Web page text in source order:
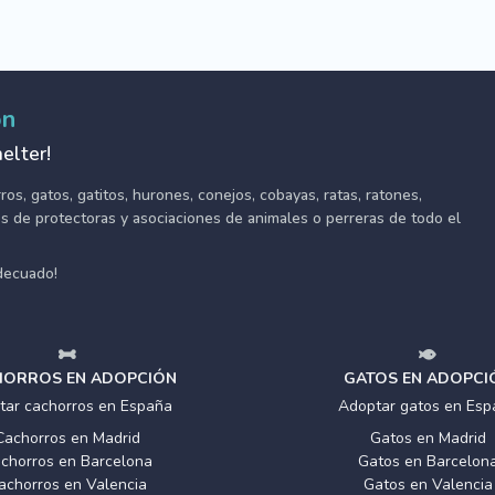
gatos, gatitos, hurones, conejos, cobayas, ratas, ratones,
de protectoras y asociaciones de animales o perreras de todo el
EN ADOPCIÓN
cachorros en España
en Madrid
en Barcelona
en Valencia
GATOS EN
Adoptar gatos en
Gatos en Madrid
Gatos en
Gatos en Valencia